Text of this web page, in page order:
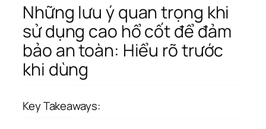
Những lưu ý quan trọng khi
sử dụng cao hổ cốt để đảm
bảo an toàn: Hiểu rõ trước
khi dùng
Key Takeaways: